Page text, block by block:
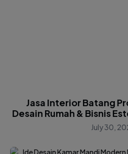
Jasa Interior Batang
Desain Rumah & Bisnis
July 30,